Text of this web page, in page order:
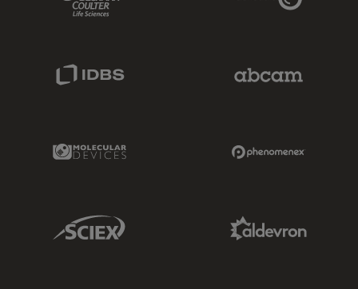
Molecular Devices Link
Sciex Link